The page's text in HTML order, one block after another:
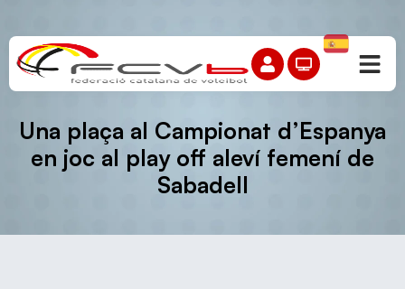
Una plaça al Campionat d’Espanya
en joc al play off aleví femení de
Sabadell